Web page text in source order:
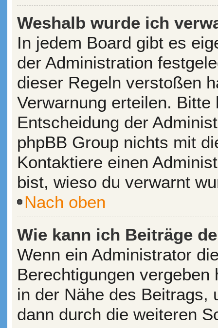
Weshalb wurde ich
In jedem Board gibt es
der Administration
dieser Regeln verstoßen
Verwarnung erteilen.
Entscheidung der
phpBB Group nichts mit
Kontaktiere einen
bist, wieso du verwarnt
Nach oben
Wie kann ich Beiträge
Wenn ein Administrator
Berechtigungen
in der Nähe des Beitrags,
dann durch die weiteren